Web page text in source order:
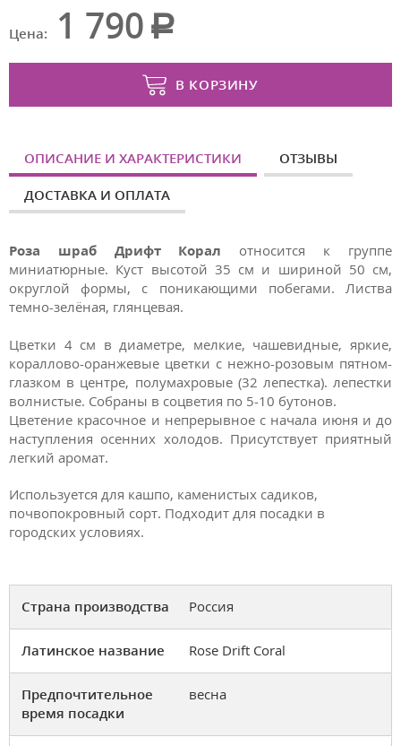
Цена: 1 790
В КОРЗИНУ
ОПИСАНИЕ И ХАРАКТЕРИСТИКИ ОТЗЫВЫ
ДОСТАВКА И ОПЛАТА
Роза шраб Дрифт Корал относится к группе
миниатюрные. Куст высотой 35 см и шириной 50 см,
округлой формы, с поникающими побегами. Листва
темно-зелёная, глянцевая.
Цветки 4 см в диаметре, мелкие, чашевидные, яркие,
кораллово-оранжевые цветки с нежно-розовым пятном-
глазком в центре, полумахровые (32 лепестка). лепестки
волнистые. Собраны в соцветия по 5-10 бутонов.
Цветение красочное и непрерывное с начала июня и до
наступления осенних холодов. Присутствует приятный
легкий аромат.
Используется для кашпо, каменистых садиков,
почвопокровный сорт. Подходит для посадки в
городских условиях.
Страна производства Россия
Латинское название Rose Drift Coral
Предпочтительное
время посадки
весна